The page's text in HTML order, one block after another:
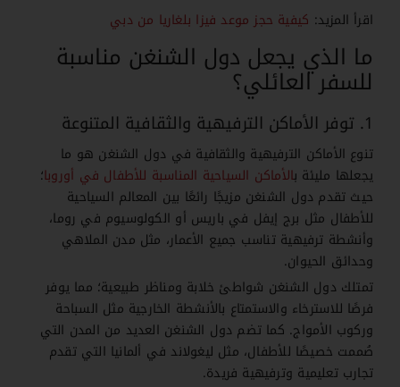
اقرأ المزيد: كيفية حجز موعد فيزا بلغاريا من دبي
ما الذي يجعل دول الشنغن مناسبة
للسفر العائلي؟
1. توفر الأماكن الترفيهية والثقافية المتنوعة
تنوع الأماكن الترفيهية والثقافية في دول الشنغن هو ما
يجعلها مليئة بالأماكن السياحية المناسبة للأطفال في أوروبا؛
حيث تقدم دول الشنغن مزيجًا رائعًا بين المعالم السياحية
للأطفال مثل برج إيفل في باريس أو الكولوسيوم في روما،
وأنشطة ترفيهية تناسب جميع الأعمار، مثل مدن الملاهي
وحدائق الحيوان.
تمتلك دول الشنغن شواطئ خلابة ومناظر طبيعية؛ مما يوفر
فرصًا للاسترخاء والاستمتاع بالأنشطة الخارجية مثل السباحة
وركوب الأمواج. كما تضم دول الشنغن العديد من المدن التي
صُممت خصيصًا للأطفال، مثل ليغولاند في ألمانيا التي تقدم
تجارب تعليمية وترفيهية فريدة.